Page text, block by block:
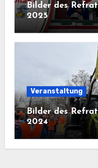
Bilder des
2025
Veranstaltung
Bilder des
2024